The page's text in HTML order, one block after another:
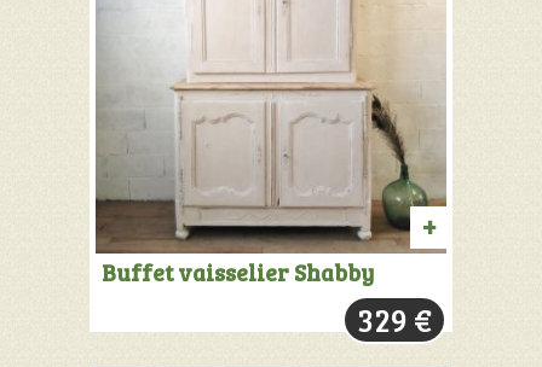
PANIER
Buffet vaisselier Shabby
329 €